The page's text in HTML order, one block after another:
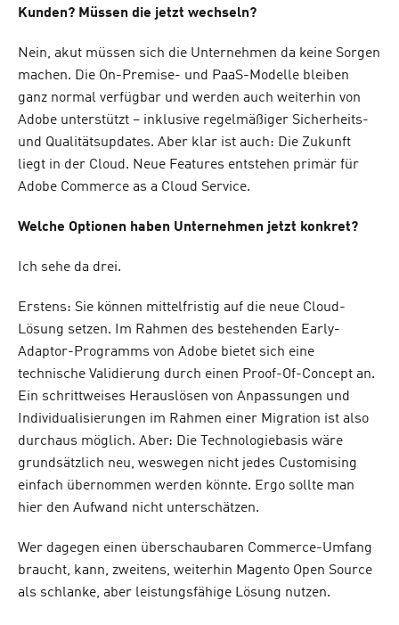
Kunden? Müssen die jetzt wechseln?
Nein, akut müssen sich die Unternehmen da keine Sorgen
machen. Die On-Premise- und PaaS-Modelle bleiben
ganz normal verfügbar und werden auch weiterhin von
Adobe unterstützt – inklusive regelmäßiger Sicherheits-
und Qualitätsupdates. Aber klar ist auch: Die Zukunft
liegt in der Cloud. Neue Features entstehen primär für
Adobe Commerce as a Cloud Service.
Welche Optionen haben Unternehmen jetzt konkret?
Ich sehe da drei.
Erstens: Sie können mittelfristig auf die neue Cloud-
Lösung setzen. Im Rahmen des bestehenden Early-
Adaptor-Programms von Adobe bietet sich eine
technische Validierung durch einen Proof-Of-Concept an.
Ein schrittweises Herauslösen von Anpassungen und
Individualisierungen im Rahmen einer Migration ist also
durchaus möglich. Aber: Die Technologiebasis wäre
grundsätzlich neu, weswegen nicht jedes Customising
einfach übernommen werden könnte. Ergo sollte man
hier den Aufwand nicht unterschätzen.
Wer dagegen einen überschaubaren Commerce-Umfang
braucht, kann, zweitens, weiterhin Magento Open Source
als schlanke, aber leistungsfähige Lösung nutzen.